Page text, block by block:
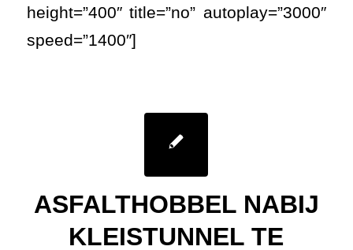
height=”400″ title=”no” autoplay=”3000″
speed=”1400″]
ASFALTHOBBEL NABIJ
KLEISTUNNEL TE